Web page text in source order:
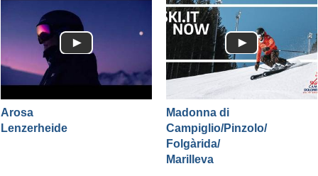
Arosa
Lenzerheide
Madonna di
Campiglio/​Pinzolo/​
Folgàrida/​
Marilleva